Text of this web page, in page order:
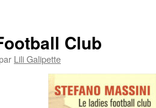
Club
Lili Galipette